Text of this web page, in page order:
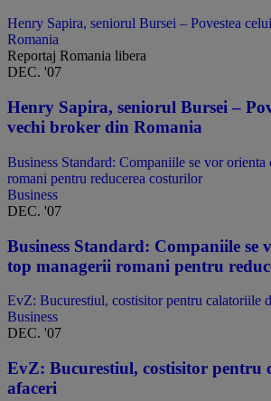
Henry Sapira, seniorul Bursei – Povestea
Romania
Reportaj Romania libera
DEC. '07
Henry Sapira, seniorul Bursei –
vechi broker din Romania
Business Standard: Companiile se vor orienta
romani pentru reducerea costurilor
Business
DEC. '07
Business Standard: Companiile se
top managerii romani pentru
EvZ: Bucurestiul, costisitor pentru calatoriile
Business
DEC. '07
EvZ: Bucurestiul, costisitor pentru
afaceri